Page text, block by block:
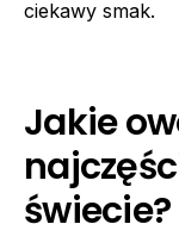
ciekawy smak.
Jakie
świecie?